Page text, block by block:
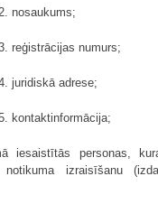
nosaukums;
reģistrācijas numurs;
juridiskā adrese;
kontaktinformācija;
iesaistītās personas,
izraisīšanu